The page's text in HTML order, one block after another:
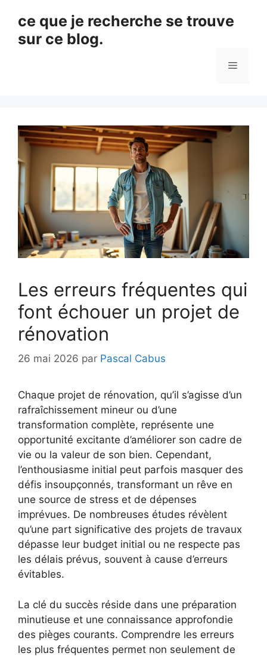
contenu
ce que je recherche se trouve
sur ce blog.
Menu
Les erreurs fréquentes qui
font échouer un projet de
rénovation
26 mai 2026 par Pascal Cabus
Chaque projet de rénovation, qu’il s’agisse d’un
rafraîchissement mineur ou d’une
transformation complète, représente une
opportunité excitante d’améliorer son cadre de
vie ou la valeur de son bien. Cependant,
l’enthousiasme initial peut parfois masquer des
défis insoupçonnés, transformant un rêve en
une source de stress et de dépenses
imprévues. De nombreuses études révèlent
qu’une part significative des projets de travaux
dépasse leur budget initial ou ne respecte pas
les délais prévus, souvent à cause d’erreurs
évitables.
La clé du succès réside dans une préparation
minutieuse et une connaissance approfondie
des pièges courants. Comprendre les erreurs
les plus fréquentes permet non seulement de